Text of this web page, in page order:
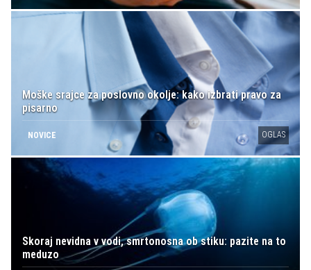
Moške srajce za poslovno okolje: kako izbrati pravo za
pisarno
NOVICE OGLAS
Skoraj nevidna v vodi, smrtonosna ob stiku: pazite na to
meduzo